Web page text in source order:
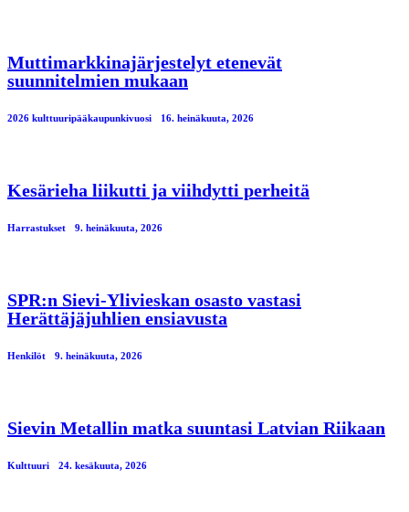
Muttimarkkinajärjestelyt etenevät
suunnitelmien mukaan
2026 kulttuuripääkaupunkivuosi 16. heinäkuuta, 2026
Kesärieha liikutti ja viihdytti perheitä
Harrastukset 9. heinäkuuta, 2026
SPR:n Sievi-Ylivieskan osasto vastasi
Herättäjäjuhlien ensiavusta
Henkilöt 9. heinäkuuta, 2026
Sievin Metallin matka suuntasi Latvian Riikaan
Kulttuuri 24. kesäkuuta, 2026